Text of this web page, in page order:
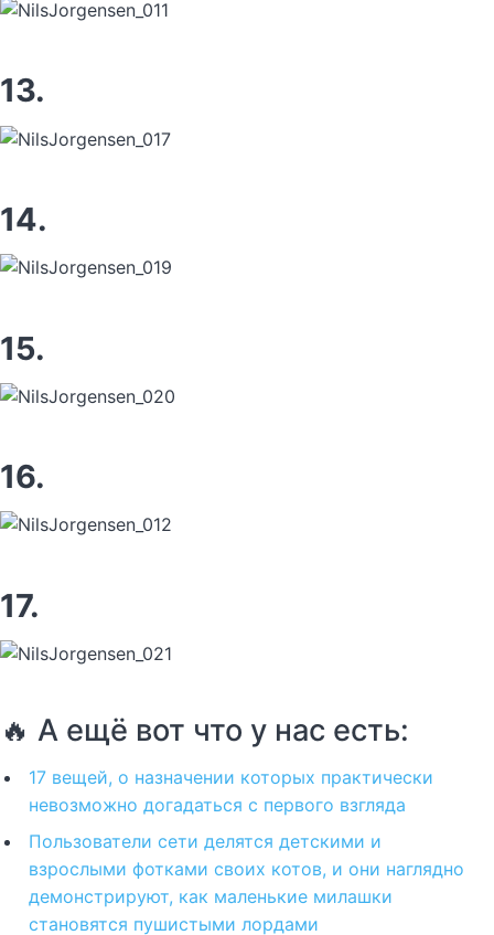
13.
14.
15.
16.
17.
🔥 А ещё вот что у нас есть:
17 вещей, о назначении которых практически
невозможно догадаться с первого взгляда
Пользователи сети делятся детскими и
взрослыми фотками своих котов, и они наглядно
демонстрируют, как маленькие милашки
становятся пушистыми лордами